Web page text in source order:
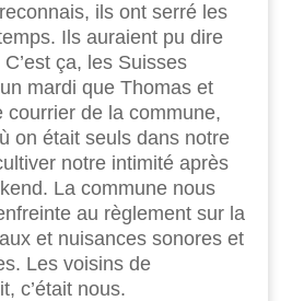
ils ont serré les
Ils auraient pu dire
ça, les Suisses
mardi que Thomas et
courrier de la commune,
on était seuls dans notre
notre intimité après
La commune nous
au règlement sur la
et nuisances sonores et
Les voisins de
c’était nous.